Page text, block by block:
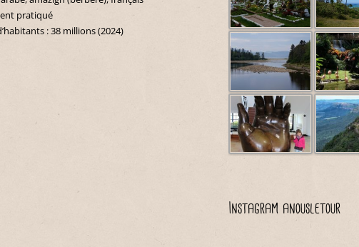
Suisse
pratiqué
: 38 millions (2024)
Instagram anousletour